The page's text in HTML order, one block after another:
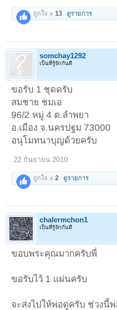
ถูกใจ x13 ดูรายการ
somchay1292
เป็นที่รู้จักกันดี
ขอรับ 1 ชุดครับ
สมชาย ชมเอ
96/2 หมู่ 4 ต.ลำพยา
อ.เมือง จ.นครปฐม 73000
อนุโมทนาบุญด้วยครับ
22 กันยายน 2010
ถูกใจ x2 ดูรายการ
chalermchon1
เป็นที่รู้จักกันดี
ขอบพระคุณมากครับพี่
ขอรับไว้ 1 แผ่นครับ
จะส่งไปให้พ่อดูครับ ช่วงนี้